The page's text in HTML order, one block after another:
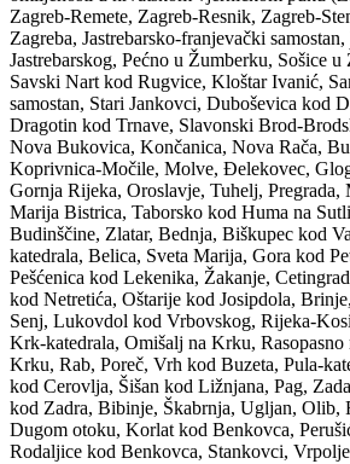
Zagreb-Remete, Zagreb-Resnik, Zagreb-
Zagreba, Jastrebarsko-franjevački
Jastrebarskog, Pećno u Žumberku, Sošice
Savski Nart kod Rugvice, Kloštar Ivanić,
samostan, Stari Jankovci, Duboševica kod
Dragotin kod Trnave, Slavonski Brod-
Nova Bukovica, Končanica, Nova Rača,
Koprivnica-Močile, Molve, Đelekovec,
Gornja Rijeka, Oroslavje, Tuhelj, Pregrada,
Marija Bistrica, Taborsko kod Huma na
Budinščine, Zlatar, Bednja, Biškupec kod
katedrala, Belica, Sveta Marija, Gora kod
Pešćenica kod Lekenika, Žakanje,
kod Netretića, Oštarije kod Josipdola,
Senj, Lukovdol kod Vrbovskog, Rijeka-
Krk-katedrala, Omišalj na Krku,
Krku, Rab, Poreč, Vrh kod Buzeta, Pula-
kod Cerovlja, Šišan kod Ližnjana, Pag,
kod Zadra, Bibinje, Škabrnja, Ugljan, Olib,
Dugom otoku, Korlat kod Benkovca,
Rodaljice kod Benkovca, Stankovci,